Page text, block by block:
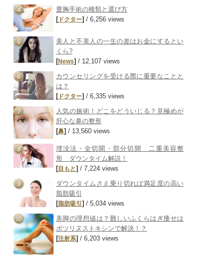
豊胸手術の種類と選び方
[ドクター] / 6,256 views
美人と不美人の一生の差はお金にするとい
くら?
[News]/ 12,107 views
カウンセリングを受ける際に重要なことと
は？
[ドクター]/ 6,335 views
人気の施術！どこをどういじる？見極めが
肝心な鼻の整形
[鼻]/ 13,560 views
埋没法・全切開・部分切開 二重美容整
形 ダウンタイム解説！
[目もと] / 7,224 views
ダウンタイムさえ乗り切れば満足度の高い
脂肪吸引
[脂肪吸引 ] / 5,034 views
美脚の理想値は？難しいふくらはぎ痩せは
ボツリヌストキシンで解決！？
[注射系] / 6,203 views